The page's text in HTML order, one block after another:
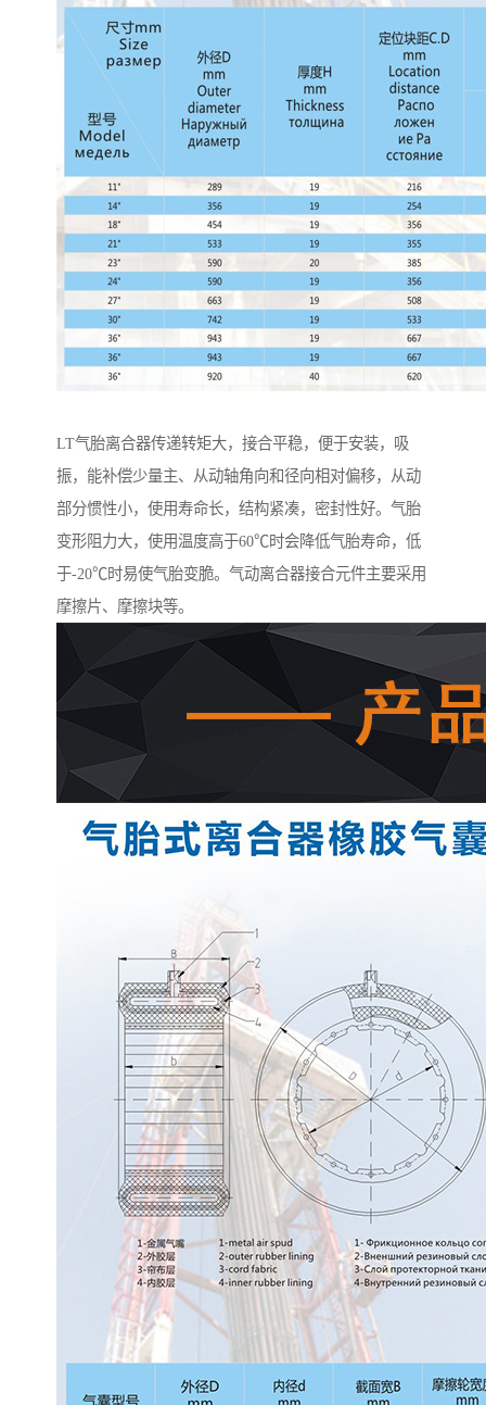
LT气胎离合器传递转矩大，接合平稳，便于安装，吸
振，能补偿少量主、从动轴角向和径向相对偏移，从动
部分惯性小，使用寿命长，结构紧凑，密封性好。气胎
变形阻力大，使用温度高于60℃时会降低气胎寿命，低
于-20℃时易使气胎变脆。气动离合器接合元件主要采用
摩擦片、摩擦块等。